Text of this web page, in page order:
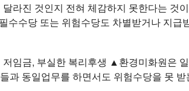
라진 것인지 전혀 체감하지 못한다는 것
수수당 또는 위험수당도 차별받거나 지급
임금, 부실한 복리후생 ▲환경미화원은
과 동일업무를 하면서도 위험수당을 못